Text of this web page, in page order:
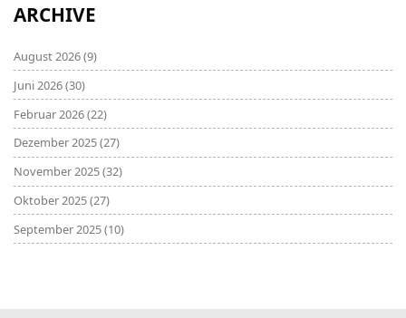
ARCHIVE
August 2026(9)
Juni 2026(30)
Februar 2026(22)
Dezember 2025(27)
November 2025(32)
Oktober 2025(27)
September 2025(10)